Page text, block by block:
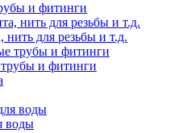
и фитинги
для резьбы и т.д.
и фитинги
воды